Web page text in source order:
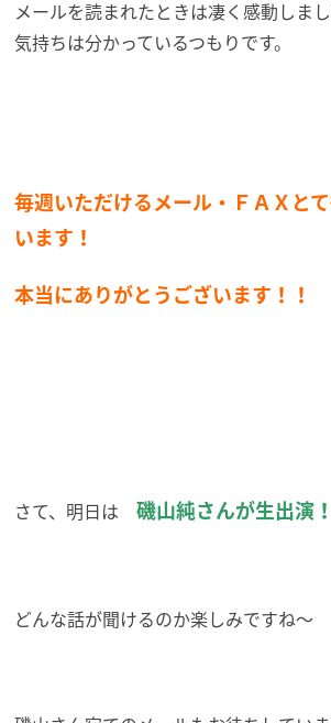
メールを読まれたときは凄く感動しま
気持ちは分かっているつもりです。
毎週いただけるメール・ＦＡＸと
います！
本当にありがとうございます！！
さて、明日は磯山純さんが生出演！
どんな話が聞けるのか楽しみですね～